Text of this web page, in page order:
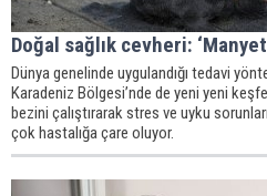
Doğal sağlık cevheri:
Dünya genelinde uygulandığı tedavi
Karadeniz Bölgesi’nde de yeni yeni
bezini çalıştırarak stres ve uyku
çok hastalığa çare oluyor.